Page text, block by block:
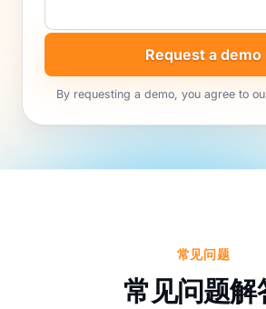
Request a demo
By requesting a demo, you agree to
常见问题
常见问题解